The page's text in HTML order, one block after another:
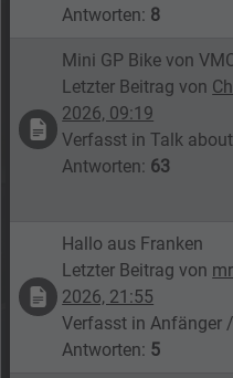
Antworten: 8
Mini GP Bike von
Letzter Beitrag von
2026, 09:19
Verfasst inTalk
Antworten: 63
Hallo aus Franken
Letzter Beitrag von
2026, 21:55
Verfasst in Anfänger
Antworten: 5